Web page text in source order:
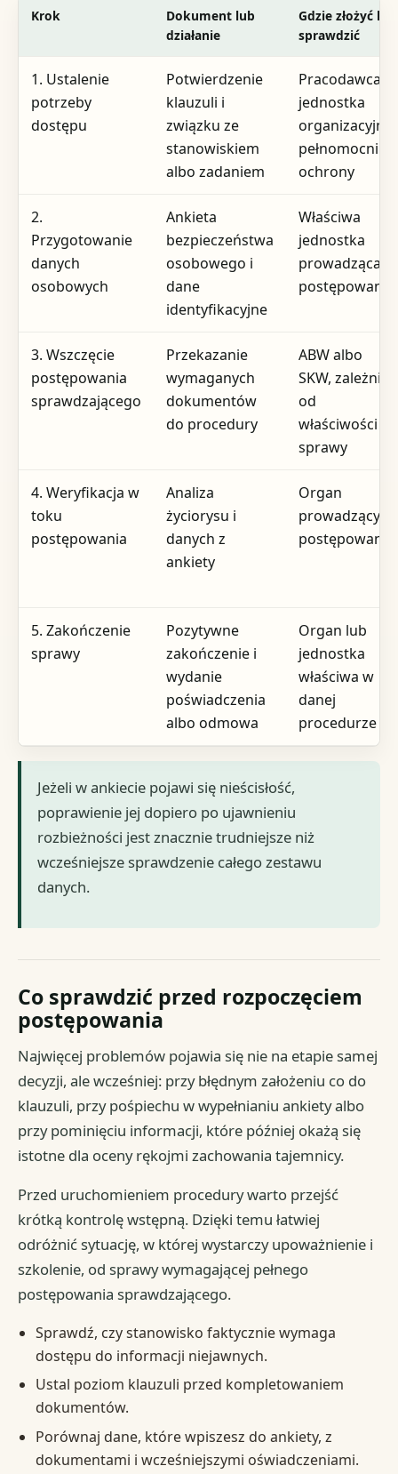
Krok
Dokument lub
działanie
Gdzie złożyć lub
sprawdzić
1. Ustalenie
potrzeby
dostępu
Potwierdzenie
klauzuli i
związku ze
stanowiskiem
albo zadaniem
Pracodawca,
jednostka
organizacyjna,
pełnomocnik
ochrony
2.
Przygotowanie
danych
osobowych
Ankieta
bezpieczeństwa
osobowego i
dane
identyfikacyjne
Właściwa
jednostka
prowadząca
postępowanie
3. Wszczęcie
postępowania
sprawdzającego
Przekazanie
wymaganych
dokumentów
do procedury
ABW albo
SKW, zależnie
od
właściwości
sprawy
4. Weryfikacja w
toku
postępowania
Analiza
życiorysu i
danych z
ankiety
Organ
prowadzący
postępowanie
5. Zakończenie
sprawy
Pozytywne
zakończenie i
wydanie
poświadczenia
albo odmowa
Organ lub
jednostka
właściwa w
danej
procedurze
Jeżeli w ankiecie pojawi się nieścisłość,
poprawienie jej dopiero po ujawnieniu
rozbieżności jest znacznie trudniejsze niż
wcześniejsze sprawdzenie całego zestawu
danych.
Co sprawdzić przed rozpoczęciem
postępowania
Najwięcej problemów pojawia się nie na etapie samej
decyzji, ale wcześniej: przy błędnym założeniu co do
klauzuli, przy pośpiechu w wypełnianiu ankiety albo
przy pominięciu informacji, które później okażą się
istotne dla oceny rękojmi zachowania tajemnicy.
Przed uruchomieniem procedury warto przejść
krótką kontrolę wstępną. Dzięki temu łatwiej
odróżnić sytuację, w której wystarczy upoważnienie i
szkolenie, od sprawy wymagającej pełnego
postępowania sprawdzającego.
Sprawdź, czy stanowisko faktycznie wymaga
dostępu do informacji niejawnych.
Ustal poziom klauzuli przed kompletowaniem
dokumentów.
Porównaj dane, które wpiszesz do ankiety, z
dokumentami i wcześniejszymi oświadczeniami.